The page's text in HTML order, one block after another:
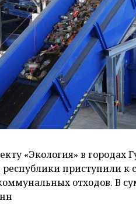
«Экология» в городах
приступили к
отходов. В